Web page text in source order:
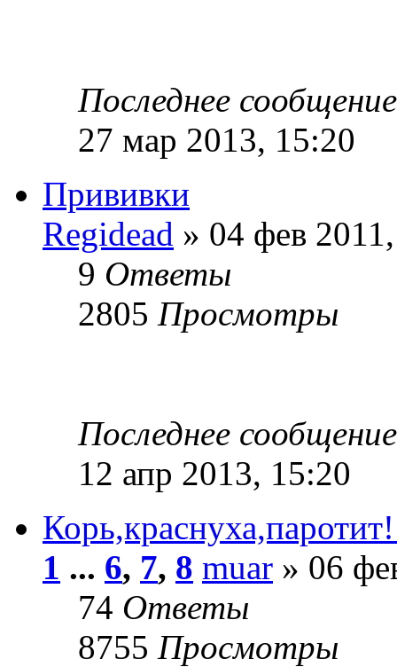
Последнее
27 мар 2013, 15:20
Прививки
Regidead » 04 фев
9 Ответы
2805 Просмотры
Последнее
12 апр 2013, 15:20
1 ... 6, 7, 8 muar » 06
74 Ответы
8755 Просмотры